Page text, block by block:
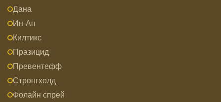
Дана
Ин-Ап
Килтикс
Празицид
Превентефф
Стронгхолд
Фолайн спрей